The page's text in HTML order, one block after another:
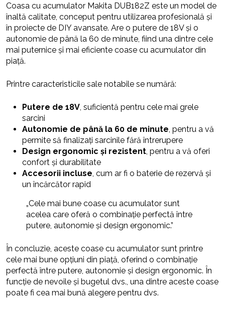
Coasa cu acumulator Makita DUB182Z este un model de
înaltă calitate, conceput pentru utilizarea profesională și
în proiecte de DIY avansate. Are o putere de 18V și o
autonomie de până la 60 de minute, fiind una dintre cele
mai puternice și mai eficiente coase cu acumulator din
piață.
Printre caracteristicile sale notabile se numără:
Putere de 18V , suficientă pentru cele mai grele
sarcini
Autonomie de până la 60 de minute , pentru a vă
permite să finalizați sarcinile fără întrerupere
Design ergonomic și rezistent , pentru a vă oferi
confort și durabilitate
Accesorii incluse , cum ar fi o baterie de rezervă și
un încărcător rapid
„Cele mai bune coase cu acumulator sunt
acelea care oferă o combinație perfectă între
putere, autonomie și design ergonomic.”
În concluzie, aceste coase cu acumulator sunt printre
cele mai bune opțiuni din piață, oferind o combinație
perfectă între putere, autonomie și design ergonomic. În
funcție de nevoile și bugetul dvs., una dintre aceste coase
poate fi cea mai bună alegere pentru dvs.